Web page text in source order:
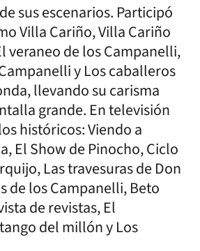
sus escenarios. Participó
Villa Cariño, Villa Cariño
veraneo de los Campanelli,
y Los caballeros
llevando su carisma
grande. En televisión
históricos: Viendo a
El Show de Pinocho, Ciclo
Las travesuras de Don
de los Campanelli, Beto
de revistas, El
del millón y Los